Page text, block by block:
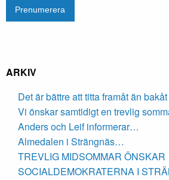
ARKIV
Det är bättre att titta framåt än bakåt
Vi önskar samtidigt en trevlig
Anders och Leif informerar…
Almedalen i Strängnäs…
TREVLIG MIDSOMMAR ÖNSKAR
SOCIALDEMOKRATERNA I